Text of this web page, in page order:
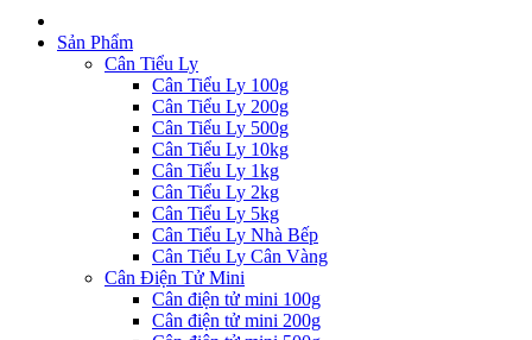
Sản Phẩm
Cân Tiểu Ly
Cân Tiểu Ly 100g
Cân Tiểu Ly 200g
Cân Tiểu Ly 500g
Cân Tiểu Ly 10kg
Cân Tiểu Ly 1kg
Cân Tiểu Ly 2kg
Cân Tiểu Ly 5kg
Cân Tiểu Ly Nhà Bếp
Cân Tiểu Ly Cân Vàng
Cân Điện Tử Mini
Cân điện tử mini 100g
Cân điện tử mini 200g